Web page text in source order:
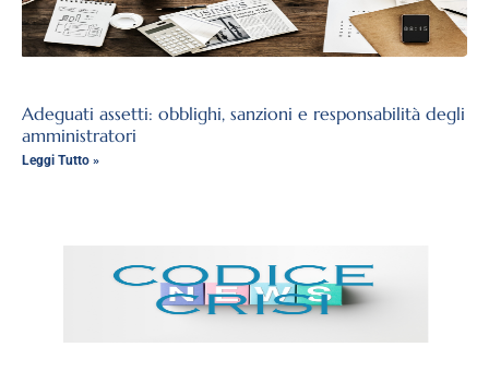
Adeguati assetti: obblighi, sanzioni e responsabilità degli
amministratori
Leggi Tutto »